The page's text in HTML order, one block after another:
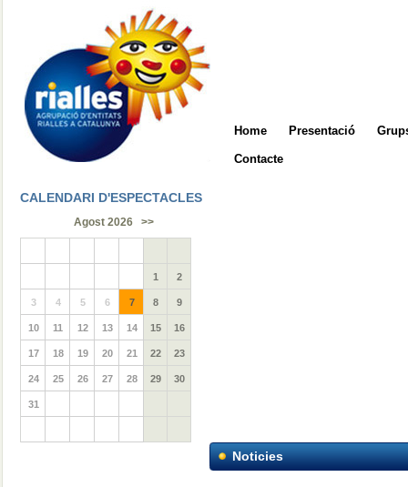
Home Presentació
Contacte
CALENDARI D'ESPECTACLES
Agost 2026 >>
1 2
3 4 5 6 7 8 9
10 11 12 13 14 15 16
17 18 19 20 21 22 23
24 25 26 27 28 29 30
31
Noticies